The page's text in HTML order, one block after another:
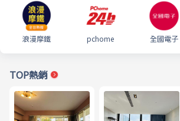
浪漫摩鐵 pchome 全國電子
TOP熱銷